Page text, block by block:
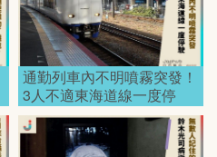
通勤列車內不明噴霧突發！
3人不適東海道線一度停
駛！